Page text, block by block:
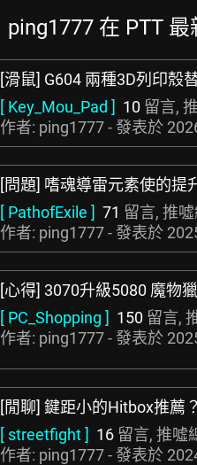
ping1777 在 PTT
[滑鼠] G604 兩種3D列印殼
[ Key_Mou_Pad ] 10 留言,
作者: ping1777 - 發表於
[問題] 嗜魂導雷元素使的提
[ PathofExile ] 71 留言, 推
作者: ping1777 - 發表於
[心得] 3070升級5080 魔物
[ PC_Shopping ] 150 留言,
作者: ping1777 - 發表於
[閒聊] 鍵距小的Hitbox推薦？
[ streetfight ] 16 留言, 推噓
作者: ping1777 - 發表於